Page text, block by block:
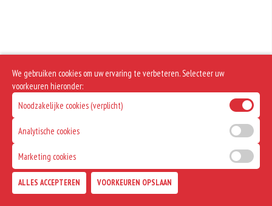
We gebruiken cookies om uw ervaring te verbeteren. Selecteer uw
voorkeuren hieronder:
Noodzakelijke cookies (verplicht)
Analytische cookies
Marketing cookies
ALLES ACCEPTEREN VOORKEUREN OPSLAAN